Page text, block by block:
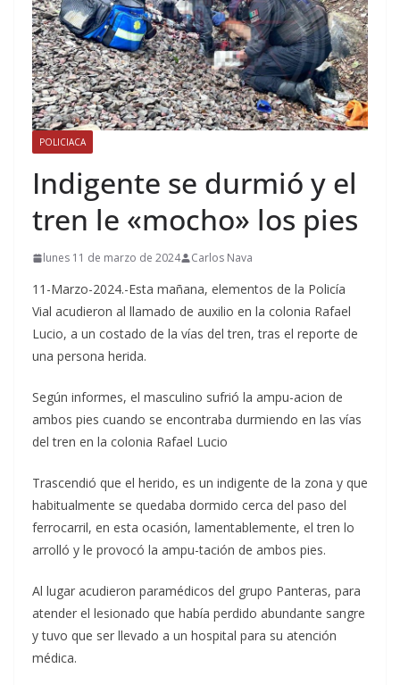
POLICIACA
Indigente se durmió y el
tren le «mocho» los pies
lunes 11 de marzo de 2024 Carlos Nava
11-Marzo-2024.-Esta mañana, elementos de la Policía
Vial acudieron al llamado de auxilio en la colonia Rafael
Lucio, a un costado de la vías del tren, tras el reporte de
una persona herida.
Según informes, el masculino sufrió la ampu-acion de
ambos pies cuando se encontraba durmiendo en las vías
del tren en la colonia Rafael Lucio
Trascendió que el herido, es un indigente de la zona y que
habitualmente se quedaba dormido cerca del paso del
ferrocarril, en esta ocasión, lamentablemente, el tren lo
arrolló y le provocó la ampu-tación de ambos pies.
Al lugar acudieron paramédicos del grupo Panteras, para
atender el lesionado que había perdido abundante sangre
y tuvo que ser llevado a un hospital para su atención
médica.